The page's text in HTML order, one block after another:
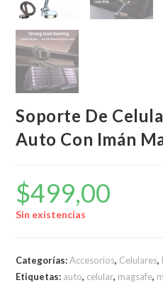
Soporte De
Auto Con Imán
$499,00
Sin existencias
Categorías:Accesorios, Celulares,
Etiquetas: auto, celular, magsafe,